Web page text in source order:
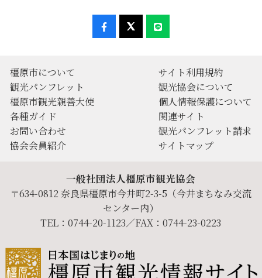
橿原市について
観光パンフレット
橿原市観光親善大使
各種ガイド
お問い合わせ
協会会員紹介
サイト利用規約
観光協会について
個人情報保護について
関連サイト
観光パンフレット請求
サイトマップ
一般社団法人橿原市観光協会
〒634-0812 奈良県橿原市今井町2-3-5（今井まちなみ交流
センター内）
TEL：0744-20-1123／FAX：0744-23-0223